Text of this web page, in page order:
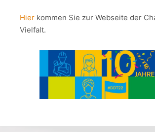
Hier kommen Sie zur Webseite der
Vielfalt.